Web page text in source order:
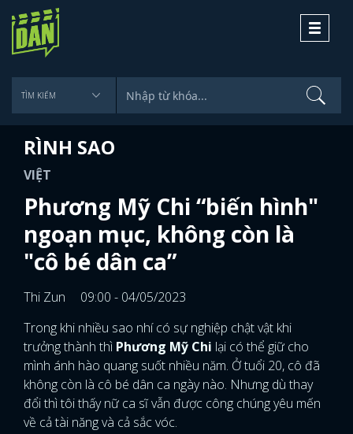
Toggle
RÌNH SAO
VIỆT
Phương Mỹ Chi “biến hình"
ngoạn mục, không còn là
"cô bé dân ca”
Thi Zun
09:00 - 04/05/2023
Trong khi nhiều sao nhí có sự nghiệp chật vật khi
trưởng thành thì Phương Mỹ Chi lại có thể giữ cho
mình ánh hào quang suốt nhiều năm. Ở tuổi 20, cô đã
không còn là cô bé dân ca ngày nào. Nhưng dù thay
đổi thì tôi thấy nữ ca sĩ vẫn được công chúng yêu mến
về cả tài năng và cả sắc vóc.